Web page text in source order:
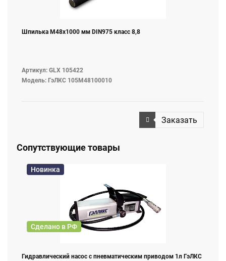
Шпилька M48х1000 мм DIN975 класс 8,8
Артикул: GLX 105422
Модель: ГэЛКС 105М48100010
Заказать
Сопутствующие товары
Новинка
Сделано в РФ
Гидравлический насос с пневматическим приводом 1л ГэЛКС